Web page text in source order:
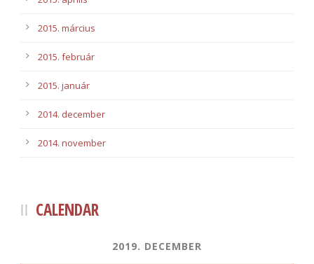
2015. március
2015. február
2015. január
2014. december
2014. november
CALENDAR
2019. DECEMBER